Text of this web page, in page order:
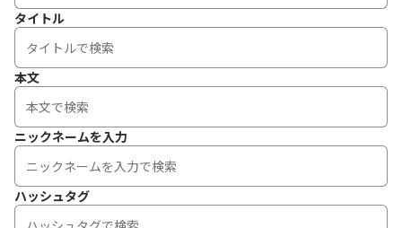
タイトル
本文
ニックネームを入力
ハッシュタグ